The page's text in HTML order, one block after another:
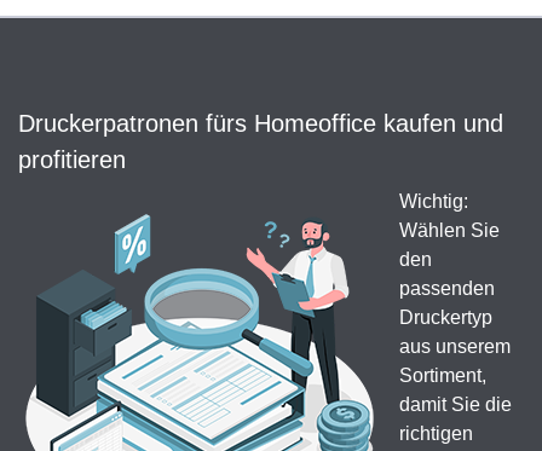
Druckerpatronen fürs Homeoffice kaufen und
profitieren
Wichtig:
Wählen Sie
den
passenden
Druckertyp
aus unserem
Sortiment,
damit Sie die
richtigen